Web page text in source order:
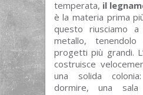
temperata, il
è la materia prima
questo riusciamo
metallo,
progetti più grandi.
costruisce
una solida
dormire, una